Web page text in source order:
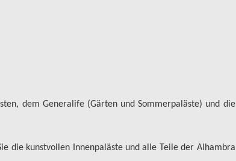
dem Generalife (Gärten und Sommerpaläste) und die
die kunstvollen Innenpaläste und alle Teile der Alhambra